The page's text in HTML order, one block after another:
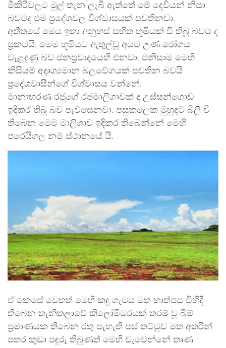
මීකිරිවලට මුල් තැන ලැබී ඇත්තේ මේ දෙවියන් නිසා
බවටද එම ප්‍රදේශවල විශ්වාසයක් පවතිනවා.
අතීතයේ මෙය ඉතා අනුහස් සහිත භූමියක් වී තිබූ බවට ද
ප්‍රකටයි. මෙම භූමියට ඇතුල්වූ අයට උණ රෝගය
වැළඳුණු බව ජනප්‍රවාදයෙහි එනවා. එනිසාම මෙහි
කිසියම් අදෘශ්‍යමාන බලවේගයක් පවතින බවයි
ප්‍රදේශවාසීන්ගේ විශ්වාසය වන්නේ.
මානාභරණ රජුගේ රජමාලිගාවක් ද උස්සන්ගොඩ
ඉදිකර තිබූ බව පැවසෙනවා. පසුකලෙක මුහුදට බිලි වී
තිබෙන මෙම මාලිගාව ඉදිකර තිබෙන්නේ මෙහි
පරෙයිගල නම් ස්ථානයේ යි.
ඒ කෙසේ වෙතත් මෙහි කඳු ගැටය මත හාත්පස විහිදී
තිබෙන තැනිතලාවේ කිලෝමීටරයක් තරම් වූ බිම්
ප්‍රමාණයක තිබෙන රතු පැහැති පස් තට්ටුව මත අතරින්
පතර කුඩා පඳුරු තිබුණත් මෙහි වැවෙන්නේ තෘණ